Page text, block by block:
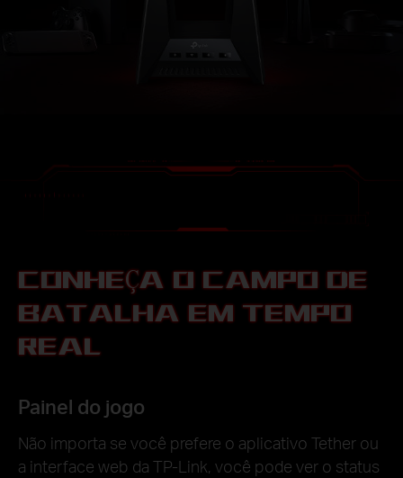
CONHEÇA O CAMPO DE
BATALHA EM TEMPO
REAL
Painel do jogo
Não importa se você prefere o aplicativo Tether ou
a interface web da TP-Link, você pode ver o status